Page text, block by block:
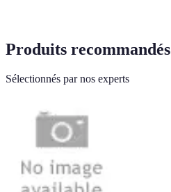
Produits recommandés
Sélectionnés par nos experts